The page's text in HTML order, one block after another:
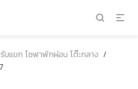
บแขก โซฟาพักผ่อน โต๊ะกลาง /